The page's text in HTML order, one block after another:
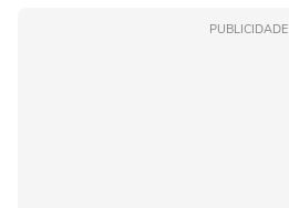
PUBLICIDADE